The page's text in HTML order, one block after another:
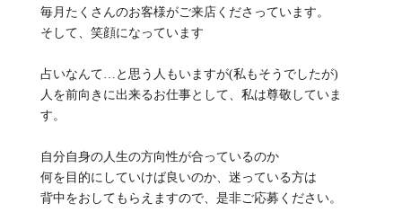
毎月たくさんのお客様がご来店くださっています。
そして、笑顔になっています
占いなんて…と思う人もいますが(私もそうでしたが)
人を前向きに出来るお仕事として、私は尊敬していま
す。
自分自身の人生の方向性が合っているのか
何を目的にしていけば良いのか、迷っている方は
背中をおしてもらえますので、是非ご応募ください。